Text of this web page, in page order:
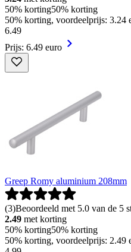
50% korting50% korting
50% korting, voordeelprijs: 3.24
6.49
Prijs: 6.49 euro
Greep Romy aluminium 208mm
(3)Beoordeeld met 5.0 van de 5
2.49 met korting
50% korting50% korting
50% korting, voordeelprijs: 2.49